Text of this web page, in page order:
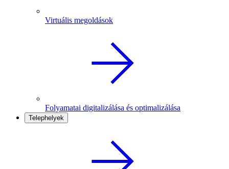
Virtuális megoldások
Folyamatai digitalizálása és optimalizálása
Telephelyek